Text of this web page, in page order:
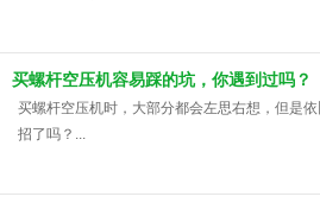
买螺杆空压机容易踩的坑，你遇到过吗？
买螺杆空压机时，大部分都会左思右想，但是
招了吗？...